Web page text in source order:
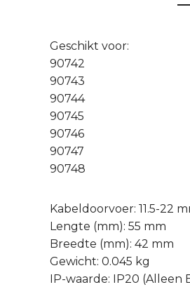
Geschikt voor:
90742
90743
90744
90745
90746
90747
90748
Kabeldoorvoer: 11.5-22
Lengte (mm): 55 mm
Breedte (mm): 42 mm
Gewicht: 0.045 kg
IP-waarde: IP20